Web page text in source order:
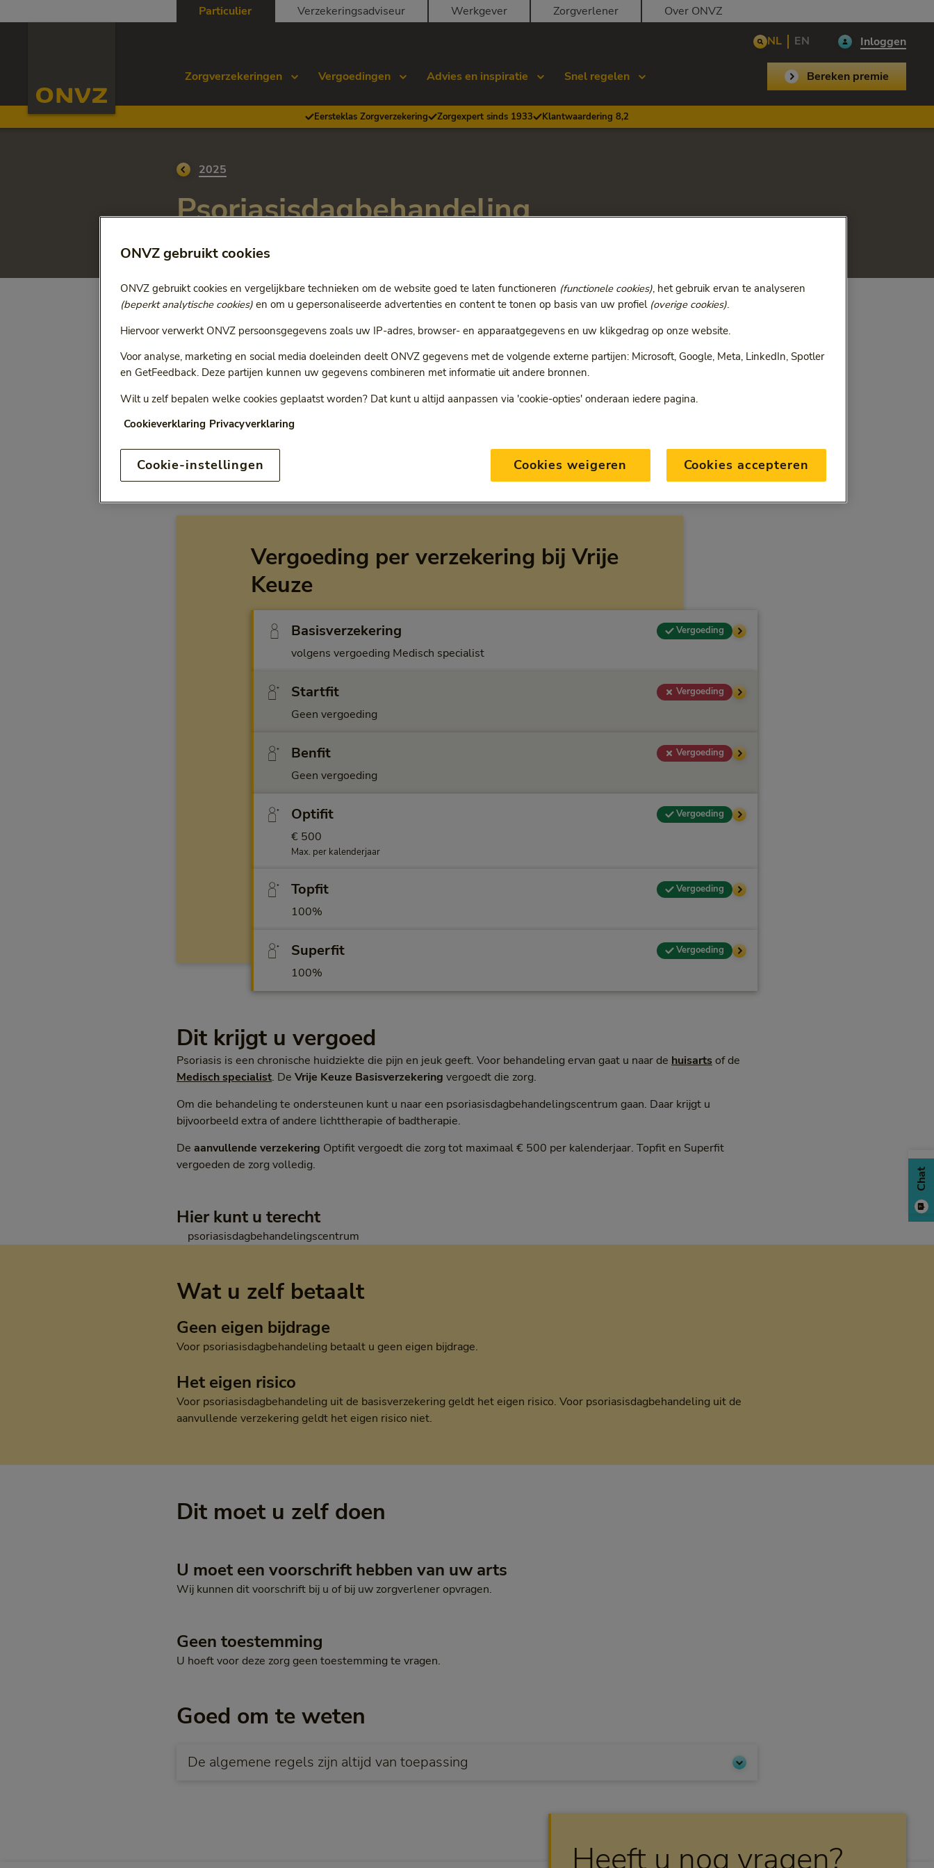
Particulier Verzekeringsadviseur Werkgever Zorgverlener
Over ONVZ
NL EN Inloggen
Zorgverzekeringen Vergoedingen Advies en inspiratie Snel regelen Bereken premie
Eersteklas Zorgverzekering Zorgexpert sinds 1933 Klantwaardering 8,2
Ga terug naar
2025
Psoriasisdagbehandeling
Selecteer jaar
Bij het kiezen van een optie volgt een doorgestuurde link.
Vergoeding per verzekering bij Vrije
Keuze
Basisverzekering Vergoeding
volgens vergoeding Medisch specialist
Startfit Vergoeding
Geen vergoeding
Benfit Vergoeding
Geen vergoeding
Optifit Vergoeding
€ 500
Max. per kalenderjaar
Topfit Vergoeding
100%
Superfit Vergoeding
100%
Dit krijgt u vergoed
Psoriasis is een chronische huidziekte die pijn en jeuk geeft. Voor behandeling ervan gaat u naar de huisartsof de
Medisch specialist. De Vrije Keuze Basisverzekering vergoedt die zorg.
Om die behandeling te ondersteunen kunt u naar een psoriasisdagbehandelingscentrum gaan. Daar krijgt u
bijvoorbeeld extra of andere lichttherapie of badtherapie.
De aanvullende verzekering Optifit vergoedt die zorg tot maximaal € 500 per kalenderjaar. Topfit en Superfit
vergoeden de zorg volledig.
Hier kunt u terecht
psoriasisdagbehandelingscentrum
Wat u zelf betaalt
Geen eigen bijdrage
Voor psoriasisdagbehandeling betaalt u geen eigen bijdrage.
Het eigen risico
Voor psoriasisdagbehandeling uit de basisverzekering geldt het eigen risico. Voor psoriasisdagbehandeling uit de
aanvullende verzekering geldt het eigen risico niet.
Dit moet u zelf doen
U moet een voorschrift hebben van uw arts
Wij kunnen dit voorschrift bij u of bij uw zorgverlener opvragen.
Geen toestemming
U hoeft voor deze zorg geen toestemming te vragen.
Goed om te weten
De algemene regels zijn altijd van toepassing
Heeft u nog vragen?
Chat
ONVZ gebruikt cookies
ONVZ gebruikt cookies en vergelijkbare technieken om de website goed te laten functioneren (functionele cookies), het gebruik ervan te analyseren
(beperkt analytische cookies) en om u gepersonaliseerde advertenties en content te tonen op basis van uw profiel (overige cookies).
Hiervoor verwerkt ONVZ persoonsgegevens zoals uw IP-adres, browser- en apparaatgegevens en uw klikgedrag op onze website.
Voor analyse, marketing en social media doeleinden deelt ONVZ gegevens met de volgende externe partijen: Microsoft, Google, Meta, LinkedIn, Spotler
en GetFeedback. Deze partijen kunnen uw gegevens combineren met informatie uit andere bronnen.
Wilt u zelf bepalen welke cookies geplaatst worden? Dat kunt u altijd aanpassen via 'cookie-opties' onderaan iedere pagina.
Cookieverklaring Privacyverklaring
Cookie-instellingen Cookies weigeren Cookies accepteren